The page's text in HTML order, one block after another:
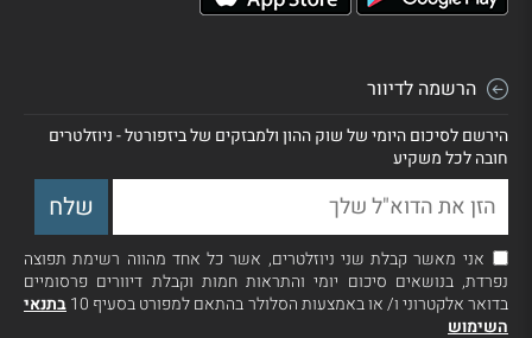
הרשמה לדיוור
הירשם לסיכום היומי של שוק ההון ולמבזקים של ביזפורטל - ניוזלטרים
חובה לכל משקיע
אני מאשר קבלת שני ניוזלטרים, אשר כל אחד מהווה רשימת תפוצה
נפרדת, בנושאים סיכום יומי והתראות חמות וקבלת דיוורים פרסומיים
בדואר אלקטרוני ו/ או באמצעות הסלולר בהתאם למפורט בסעיף 10
בתנאי
השימוש